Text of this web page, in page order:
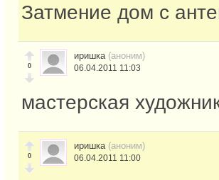
Затмение дом с
0
иришка (аноним)
06.04.2011 11:03
мастерская
0
иришка (аноним)
06.04.2011 11:00